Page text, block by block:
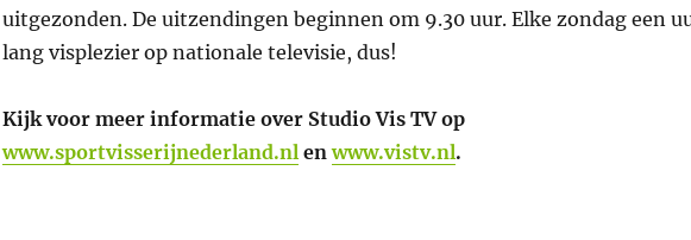
uitgezonden. De uitzendingen beginnen om 9.30 uur. Elke zondag een
lang visplezier op nationale televisie, dus!
Kijk voor meer informatie over Studio Vis TV op
www.sportvisserijnederland.nl enwww.vistv.nl.